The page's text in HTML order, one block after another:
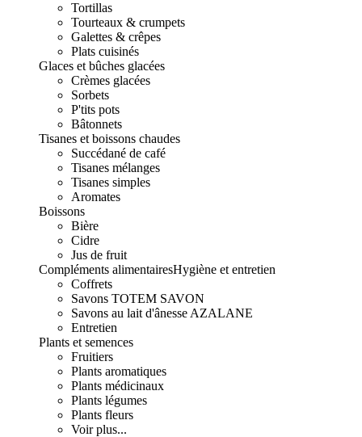
Tortillas
Tourteaux & crumpets
Galettes & crêpes
Plats cuisinés
Glaces et bûches glacées
Crèmes glacées
Sorbets
P'tits pots
Bâtonnets
Tisanes et boissons chaudes
Succédané de café
Tisanes mélanges
Tisanes simples
Aromates
Boissons
Bière
Cidre
Jus de fruit
Compléments alimentairesHygiène et entretien
Coffrets
Savons TOTEM SAVON
Savons au lait d'ânesse AZALANE
Entretien
Plants et semences
Fruitiers
Plants aromatiques
Plants médicinaux
Plants légumes
Plants fleurs
Voir plus...